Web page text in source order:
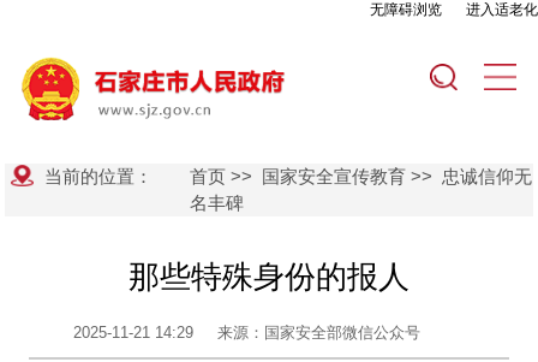
无障碍浏览 进入适老化
当前的位置： 首页 >> 国家安全宣传教育 >> 忠诚信仰无
名丰碑
那些特殊身份的报人
2025-11-21 14:29 来源：国家安全部微信公众号